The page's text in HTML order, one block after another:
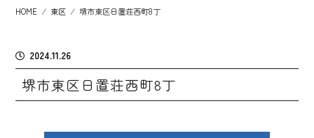
HOME ⁄ 東区 ⁄ 堺市東区日置荘西町8丁
2024.11.26
堺市東区日置荘西町8丁